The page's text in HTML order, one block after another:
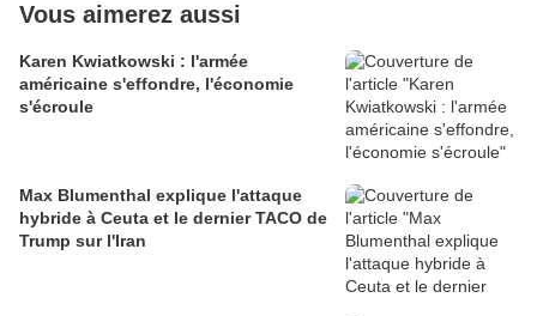
Vous aimerez aussi
Karen Kwiatkowski : l'armée
américaine s'effondre, l'économie
s'écroule
Max Blumenthal explique l'attaque
hybride à Ceuta et le dernier TACO de
Trump sur l'Iran